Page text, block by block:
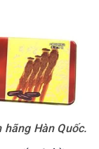
Hàn Quốc.